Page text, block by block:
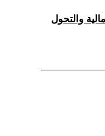
والتحول